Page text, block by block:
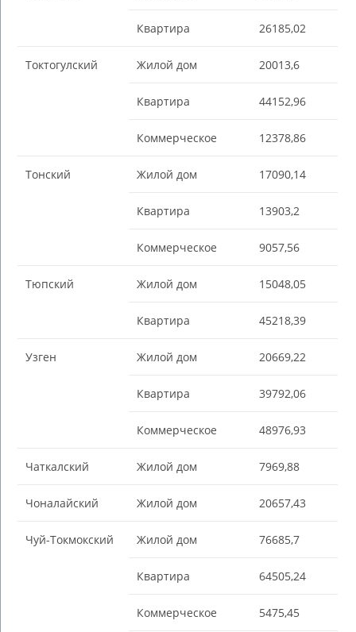
Квартира 26185,02
Токтогулский Жилой дом 20013,6
Квартира 44152,96
Коммерческое 12378,86
Тонский Жилой дом 17090,14
Квартира 13903,2
Коммерческое 9057,56
Тюпский Жилой дом 15048,05
Квартира 45218,39
Узген Жилой дом 20669,22
Квартира 39792,06
Коммерческое 48976,93
Чаткалский Жилой дом 7969,88
Чоналайский Жилой дом 20657,43
Чуй-Токмокский Жилой дом 76685,7
Квартира 64505,24
Коммерческое 5475,45